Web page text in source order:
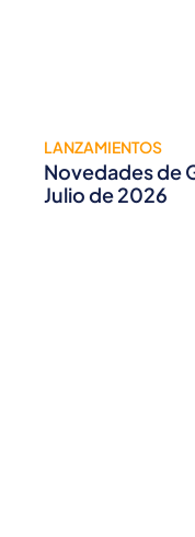
LANZAMIENTOS
Novedades de
Julio de 2026